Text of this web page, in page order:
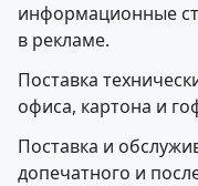
информационные
в рекламе.
Поставка
офиса, картона и
Поставка и
допечатного и